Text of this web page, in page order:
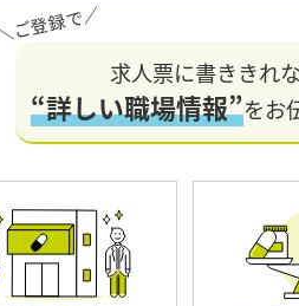
求人票に書ききれ
“詳しい職場情報”をお